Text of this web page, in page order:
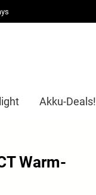
Akku-Deals!
Warm-